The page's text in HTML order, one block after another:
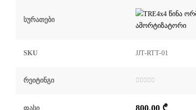
Სურათები
SKU JJT-RTT-01
Რეიტინგი
დან
Ფასი 800,00 ₾